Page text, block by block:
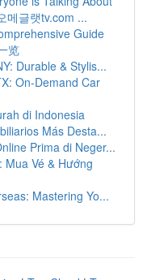
메글랫tv.com ...
Guide
览
Durable & Stylis...
On-Demand Car
di Indonesia
Más Desta...
Prima di Neger...
Vé & Hướng
Mastering Yo...